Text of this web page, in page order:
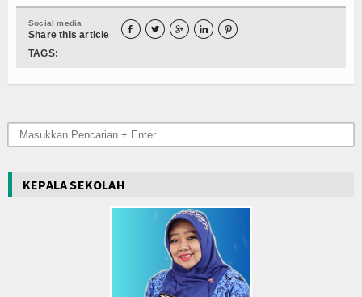
Social media
Share this article     
TAGS:
KEPALA SEKOLAH